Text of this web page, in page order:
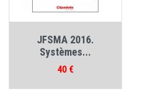
JFSMA 2016.
Systèmes...
Prix
40 €